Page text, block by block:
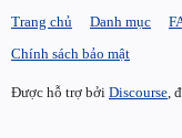
Trang chủ Danh mục
Chính sách bảo mật
Được hỗ trợ bởi Discourse,